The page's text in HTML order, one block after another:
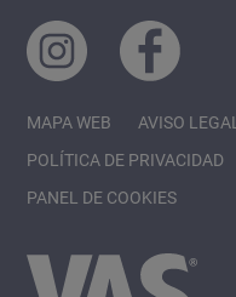
MAPA WEB AVISO LEGAL
POLÍTICA DE PRIVACIDAD
PANEL DE COOKIES